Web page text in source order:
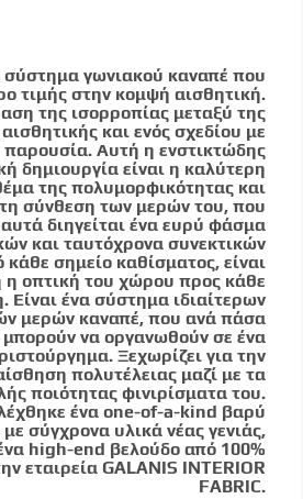
γωνιακού καναπέ που
τιμής στην κομψή αισθητική.
της ισορροπίας μεταξύ της
και ενός σχεδίου με
παρουσία. Αυτή η ενστικτώδης
δημιουργία είναι η καλύτερη
της πολυμορφικότητας και
σύνθεση των μερών του, που
διηγείται ένα ευρύ φάσμα
και ταυτόχρονα συνεκτικών
σημείο καθίσματος, είναι
η οπτική του χώρου προς κάθε
Είναι ένα σύστημα ιδιαίτερων
μερών καναπέ, που ανά πάσα
μπορούν να οργανωθούν σε ένα
Ξεχωρίζει για την
πολυτέλειας μαζί με τα
ποιότητας φινιρίσματα του.
ένα one-of-a-kind βαρύ
σύγχρονα υλικά νέας γενιάς,
high-end βελούδο από 100%
εταιρεία GALANIS INTERIOR
FABRIC.